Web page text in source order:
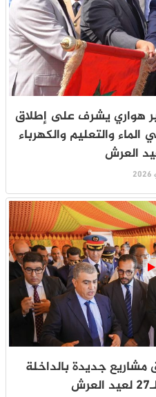
هواري يشرف على إطلاق
والتعليم والكهرباء
العرش
جديدة بالداخلة